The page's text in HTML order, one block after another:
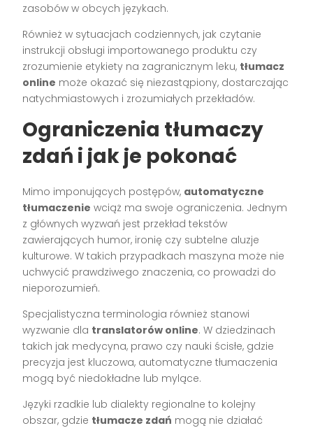
zasobów w obcych językach.
Również w sytuacjach codziennych, jak czytanie
instrukcji obsługi importowanego produktu czy
zrozumienie etykiety na zagranicznym leku, tłumacz
online może okazać się niezastąpiony, dostarczając
natychmiastowych i zrozumiałych przekładów.
Ograniczenia tłumaczy
zdań i jak je pokonać
Mimo imponujących postępów, automatyczne
tłumaczenie wciąż ma swoje ograniczenia. Jednym
z głównych wyzwań jest przekład tekstów
zawierających humor, ironię czy subtelne aluzje
kulturowe. W takich przypadkach maszyna może nie
uchwycić prawdziwego znaczenia, co prowadzi do
nieporozumień.
Specjalistyczna terminologia również stanowi
wyzwanie dla translatorów online. W dziedzinach
takich jak medycyna, prawo czy nauki ścisłe, gdzie
precyzja jest kluczowa, automatyczne tłumaczenia
mogą być niedokładne lub mylące.
Języki rzadkie lub dialekty regionalne to kolejny
obszar, gdzie tłumacze zdań mogą nie działać